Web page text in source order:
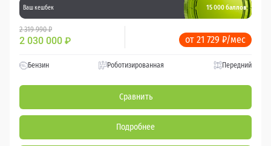
Ваш кешбек 15 000 баллов
2 319 990 ₽
2 030 000 ₽ от 21 729 ₽/мес
Бензин Роботизированная Передний
Сравнить
Подробнее